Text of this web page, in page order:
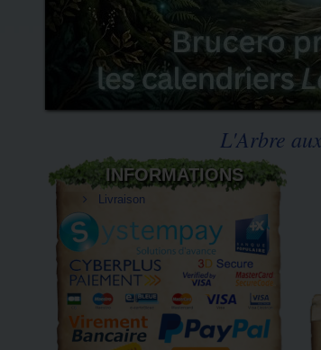
L'Arbre
INFORMATIONS
Livraison